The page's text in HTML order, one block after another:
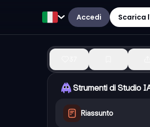
Accedi Scarica
Strumenti di Studio
Riassunto